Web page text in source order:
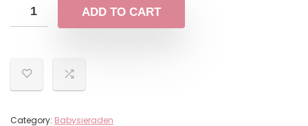
ADD TO CART
Category: Babysieraden